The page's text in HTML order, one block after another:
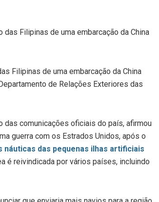
Filipinas de uma embarcação da China
de Relações Exteriores das
das comunicações oficiais do país, afirmou
guerra com os Estrados Unidos, após o
náuticas das pequenas ilhas artificiais
é reivindicada por vários países, incluindo